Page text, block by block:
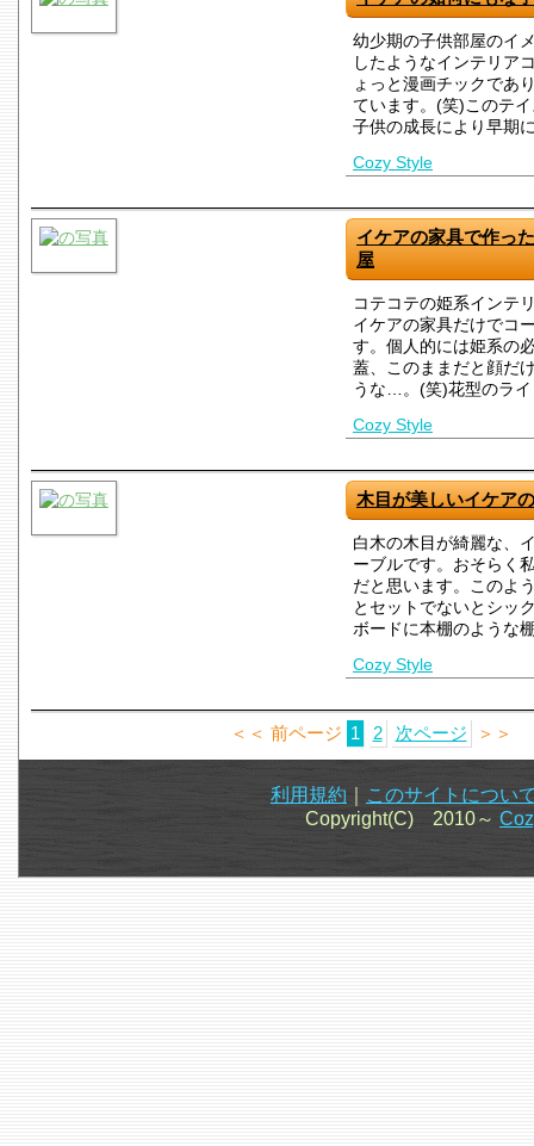
幼少期の子供部屋のイ
したようなインテリア
ょっと漫画チックであ
ています。(笑)このテ
子供の成長により早期
Cozy Style
イケアの家具で作っ
屋
コテコテの姫系インテ
イケアの家具だけでコ
す。個人的には姫系の
蓋、このままだと顔だ
うな…。(笑)花型のラ
Cozy Style
木目が美しいイケア
白木の木目が綺麗な、
ーブルです。おそらく
だと思います。このよ
とセットでないとシッ
ボードに本棚のような
Cozy Style
＜＜ 前ページ 1 2 次ページ ＞＞
利用規約
このサイトについ
Copyright(C) 2010～